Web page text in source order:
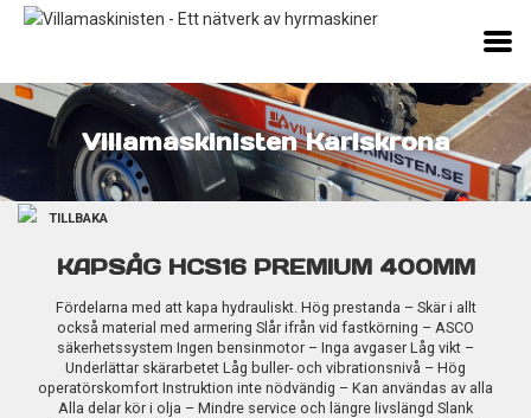
Villamaskinisten Karlskrona
TILLBAKA
KAPSÅG HCS16 PREMIUM 400MM
Fördelarna med att kapa hydrauliskt. Hög prestanda – Skär i allt
också material med armering Slår ifrån vid fastkörning – ASCO
säkerhetssystem Ingen bensinmotor – Inga avgaser Låg vikt –
Underlättar skärarbetet Låg buller- och vibrationsnivå – Hög
operatörskomfort Instruktion inte nödvändig – Kan användas av alla
Alla delar kör i olja – Mindre service och längre livslängd Slank